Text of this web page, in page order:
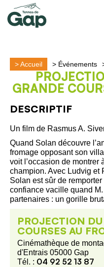
>Accueil > Événements
GRANDE
DESCRIPTIF
Un film de Rasmus A.
Quand Solan découvre
fromage opposant son
voit l’occasion de montrer
champion. Avec Ludvig et
Solan est sûr de
confiance vacille quand
partenaires : un gorille
PROJECTION
COURSES AU
Cinémathèque de
d'Entrais 05000 Gap
Tél. : 04 92 52 13 87